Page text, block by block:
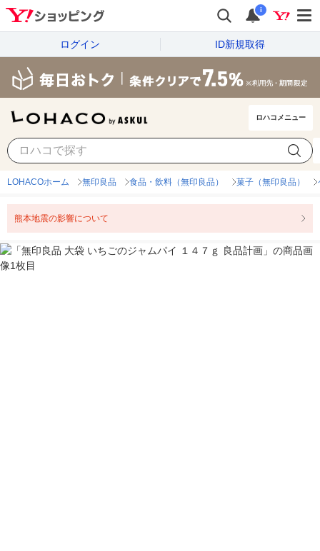
i
ログイン ID新規取得
ロハコメニュー
LOHACOホーム 無印良品 食品・飲料（無印良品） 菓子（無印良品）
熊本地震の影響について